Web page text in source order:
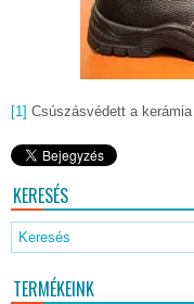
[1] Csúszásvédett a
KERESÉS
TERMÉKEINK